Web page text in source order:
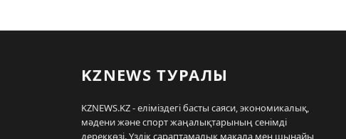
KZNEWS ТУРАЛЫ
KZNEWS.KZ - еліміздегі басты саяси, экономикалық,
мәдени және спорт жаңалықтарының сенімді
дереккөзі. Үздік сараптамалық мақала мен шынайы